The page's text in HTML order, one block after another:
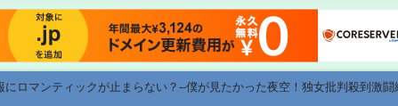
ロマンティックが止まらない？--僕が見たかった夜空！独女批判殺到激